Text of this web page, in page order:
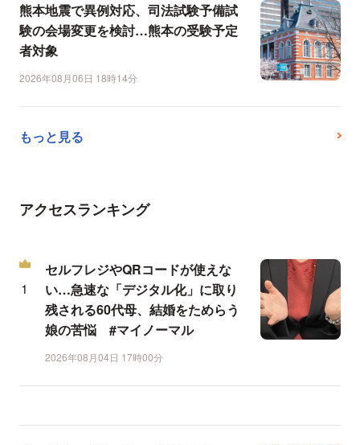
熊本地震で異例対応、司法試験予備試
験の会場変更を検討…熊本の受験予定
者対象
2026年08月06日 18時14分
もっと見る
アクセスランキング
セルフレジやQRコードが使えな
い…急速な「デジタル化」に取り
残される60代母、結婚をためらう
娘の苦悩 #マイノーマル
2026年08月04日 17時00分